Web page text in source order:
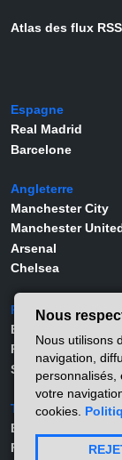
Atlas des flux RSS
Espagne
Real Madrid
Barcelone
Angleterre
Manchester City
Manchester
Arsenal
Chelsea
Portugal
Benfica
Porto
Sporting
Turquie
Besiktas
Fernerbahçe
Nous
Nous utilisons
navigation,
personnalisés,
votre
cookies.